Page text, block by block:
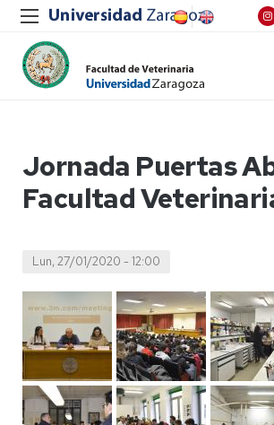
Jornada Puertas
Facultad
Lun, 27/01/2020 - 12:00